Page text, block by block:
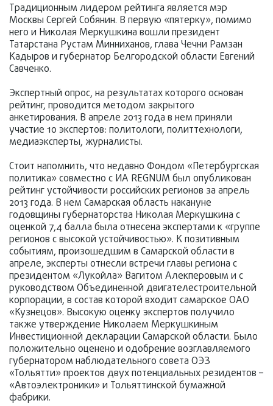
Традиционным лидером рейтинга является мэр
Москвы Сергей Собянин. В первую «пятерку», помимо
него и Николая Меркушкина вошли президент
Татарстана Рустам Минниханов, глава Чечни Рамзан
Кадыров и губернатор Белгородской области Евгений
Савченко.
Экспертный опрос, на результатах которого основан
рейтинг, проводится методом закрытого
анкетирования. В апреле 2013 года в нем приняли
участие 10 экспертов: политологи, политтехнологи,
медиаэксперты, журналисты.
Стоит напомнить, что недавно Фондом «Петербургская
политика» совместно с ИА REGNUM был опубликован
рейтинг устойчивости российских регионов за апрель
2013 года. В нем Самарская область накануне
годовщины губернаторства Николая Меркушкина с
оценкой 7,4 балла была отнесена экспертами к «группе
регионов с высокой устойчивостью». К позитивным
событиям, произошедшим в Самарской области в
апреле, эксперты отнесли встречи главы региона с
президентом «Лукойла» Вагитом Алекперовым и с
руководством Объединенной двигателестроительной
корпорации, в состав которой входит самарское ОАО
«Кузнецов». Высокую оценку экспертов получило
также утверждение Николаем Меркушкиным
Инвестиционной декларации Самарской области. Было
положительно оценено и одобрение возглавляемого
губернатором наблюдательного совета ОЭЗ
«Тольятти» проектов двух потенциальных резидентов –
«Автоэлектроники» и Тольяттинской бумажной
фабрики.